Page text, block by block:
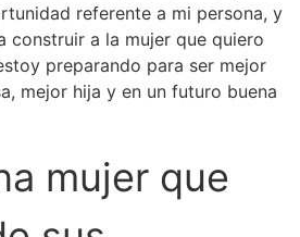
referente a mi persona, y
construir a la mujer que quiero
preparando para ser mejor
mejor hija y en un futuro buena
mujer que